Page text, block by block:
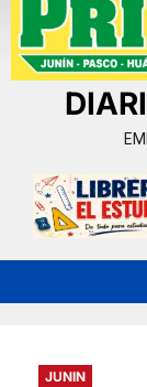
JUNIN